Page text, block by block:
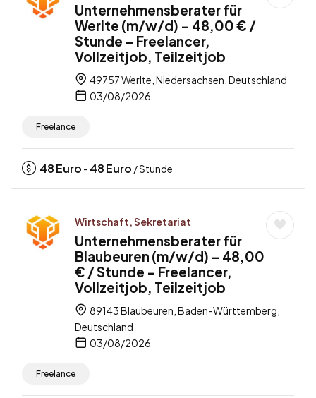
Unternehmensberater für
Werlte (m/w/d) – 48,00 € /
Stunde – Freelancer,
Vollzeitjob, Teilzeitjob
49757 Werlte, Niedersachsen, Deutschland
03/08/2026
Freelance
48Euro - 48Euro / Stunde
Wirtschaft, Sekretariat
Unternehmensberater für
Blaubeuren (m/w/d) – 48,00
€ / Stunde – Freelancer,
Vollzeitjob, Teilzeitjob
89143 Blaubeuren, Baden-Württemberg,
Deutschland
03/08/2026
Freelance